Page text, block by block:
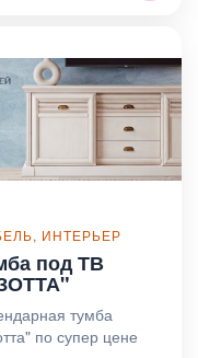
ИНТЕРЬЕР
под ТВ
тумба
по супер цене